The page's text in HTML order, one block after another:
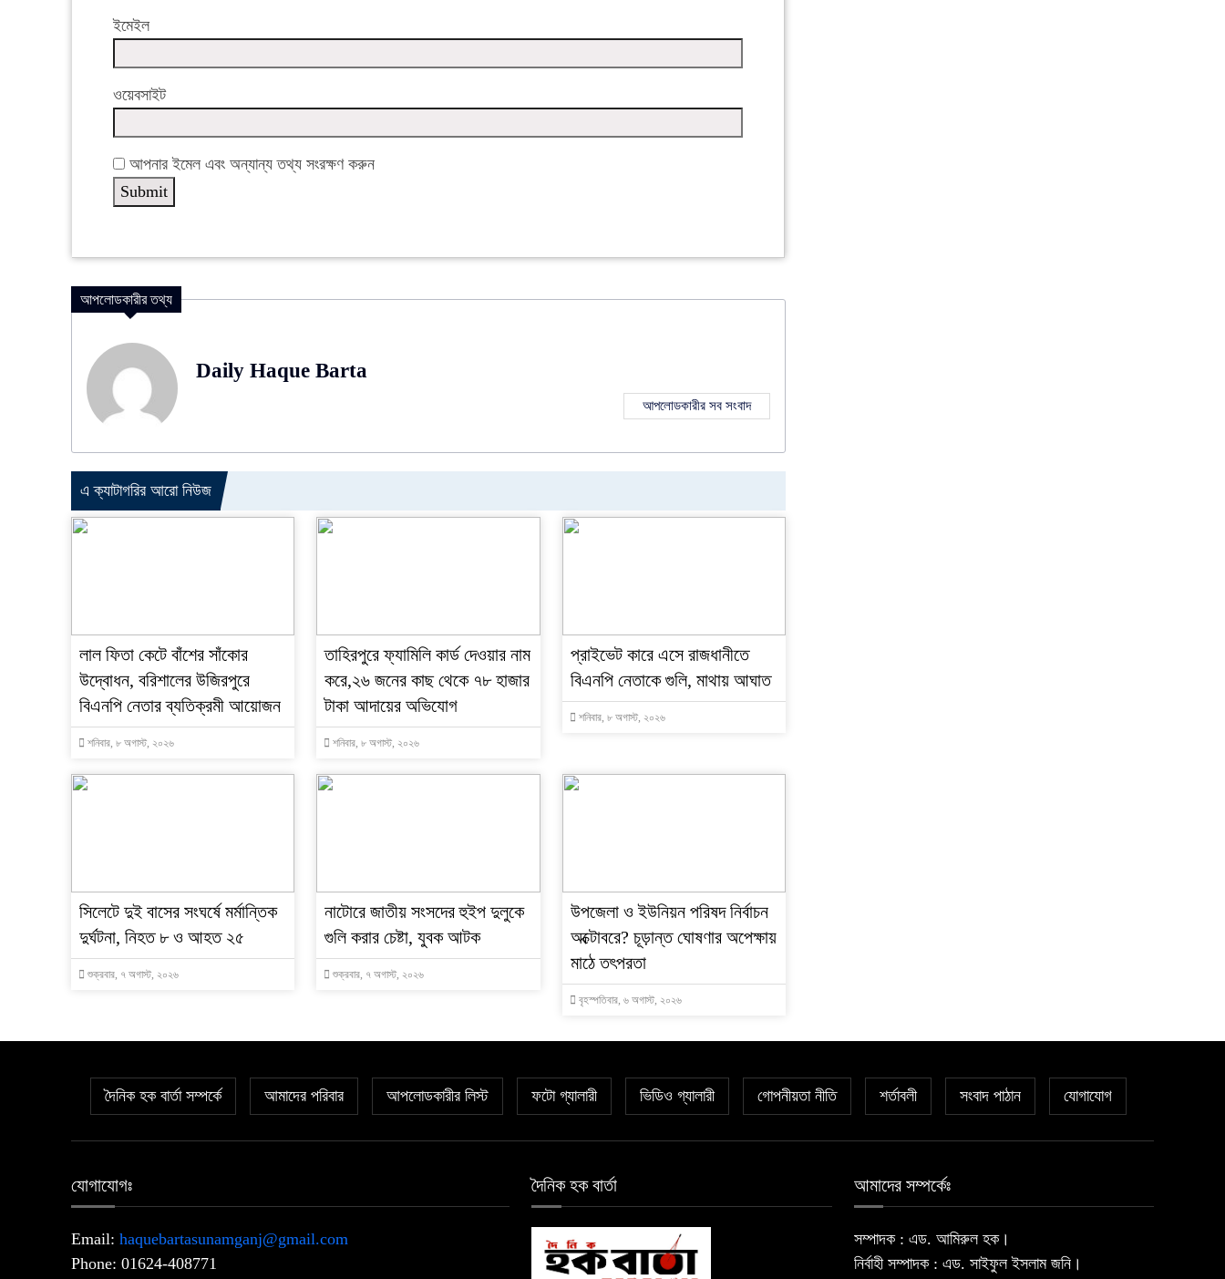
ইমেইল
ওয়েবসাইট
আপনার ইমেল এবং অন্যান্য তথ্য সংরক্ষণ করুন
আপলোডকারীর তথ্য
Daily Haque Barta
আপলোডকারীর সব সংবাদ
এ ক্যাটাগরির আরো নিউজ
‎লাল ফিতা কেটে বাঁশের সাঁকোর
উদ্বোধন, বরিশালের উজিরপুরে
বিএনপি নেতার ব্যতিক্রমী আয়োজন
শনিবার, ৮ অগাস্ট, ২০২৬
তাহিরপুরে ফ্যামিলি কার্ড দেওয়ার নাম
করে,২৬ জনের কাছ থেকে ৭৮ হাজার
টাকা আদায়ের অভিযোগ
শনিবার, ৮ অগাস্ট, ২০২৬
প্রাইভেট কারে এসে রাজধানীতে
বিএনপি নেতাকে গুলি, মাথায় আঘাত
শনিবার, ৮ অগাস্ট, ২০২৬
সিলেটে দুই বাসের সংঘর্ষে মর্মান্তিক
দুর্ঘটনা, নিহত ৮ ও আহত ২৫
শুক্রবার, ৭ অগাস্ট, ২০২৬
নাটোরে জাতীয় সংসদের হুইপ দুলুকে
গুলি করার চেষ্টা, যুবক আটক
শুক্রবার, ৭ অগাস্ট, ২০২৬
উপজেলা ও ইউনিয়ন পরিষদ নির্বাচন
অক্টোবরে? চূড়ান্ত ঘোষণার অপেক্ষায়
মাঠে তৎপরতা
বৃহস্পতিবার, ৬ অগাস্ট, ২০২৬
দৈনিক হক বার্তা সম্পর্কে আমাদের পরিবার আপলোডকারীর লিস্ট ফটো গ্যালারী ভিডিও গ্যালারী গোপনীয়তা নীতি শর্তাবলী সংবাদ পাঠান যোগাযোগ
যোগাযোগঃ
Email: haquebartasunamganj@gmail.com
Phone: 01624-408771
দৈনিক হক বার্তা আমাদের সম্পর্কেঃ
সম্পাদক : এড. আমিরুল হক।
নির্বাহী সম্পাদক : এড. সাইফুল ইসলাম জনি।